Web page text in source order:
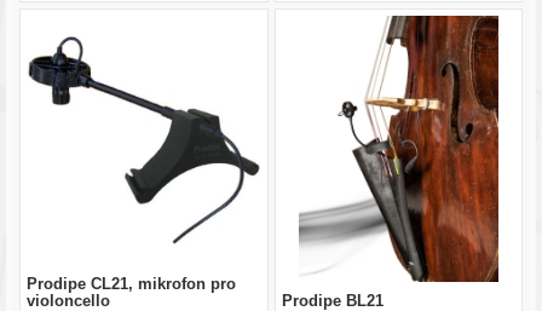
Prodipe CL21, mikrofon pro
violoncello
Prodipe BL21